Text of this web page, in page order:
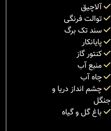
آلاچیق
توالت فرنگی
سند تک برگ
پایانکار
کنتور گاز
منبع آب
چاه آب
چشم انداز دریا و
جنگل
باغ گل و گیاه